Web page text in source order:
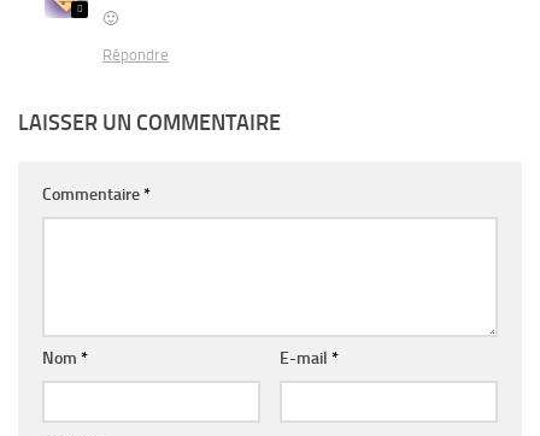
🙂
Répondre
LAISSER UN COMMENTAIRE
Commentaire*
Nom * E-mail *